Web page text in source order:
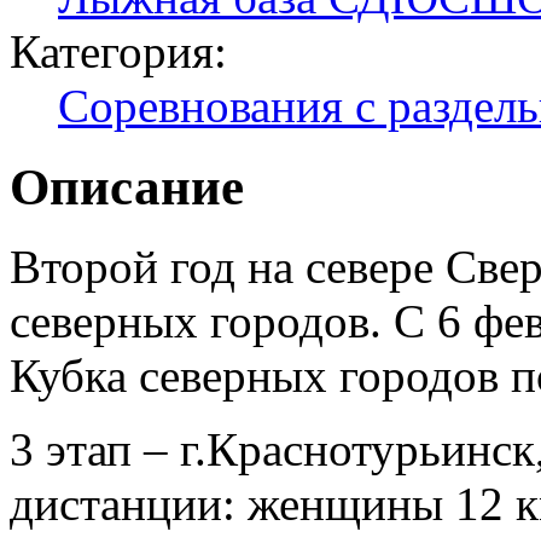
Категория:
Соревнования с
Описание
Второй год на севере
северных городов. С 6
Кубка северных городов
3 этап –
дистанции: женщины 12